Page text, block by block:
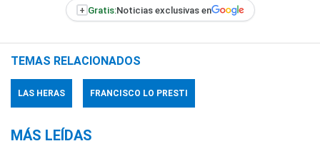
+ Gratis:Noticias exclusivas en
TEMAS RELACIONADOS
LAS HERAS FRANCISCO LO PRESTI
MÁS LEÍDAS